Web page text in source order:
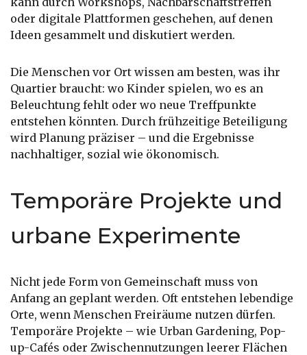
oder digitale Plattformen geschehen, auf denen
Ideen gesammelt und diskutiert werden.
Die Menschen vor Ort wissen am besten, was ihr
Quartier braucht: wo Kinder spielen, wo es an
Beleuchtung fehlt oder wo neue Treffpunkte
entstehen könnten. Durch frühzeitige Beteiligung
wird Planung präziser – und die Ergebnisse
nachhaltiger, sozial wie ökonomisch.
Temporäre Projekte und
urbane Experimente
Nicht jede Form von Gemeinschaft muss von
Anfang an geplant werden. Oft entstehen lebendige
Orte, wenn Menschen Freiräume nutzen dürfen.
Temporäre Projekte – wie Urban Gardening, Pop-
up-Cafés oder Zwischennutzungen leerer Flächen